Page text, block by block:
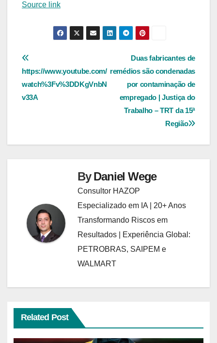
Source link
Navegação
de
Post
Duas fabricantes de
remédios são condenadas
por contaminação de
empregado | Justiça do
Trabalho – TRT da 15ª
Região
https://www.youtube.com/
watch%3Fv%3DDKgVnbN
v33A
ByDaniel Wege
Consultor HAZOP
Especializado em IA | 20+ Anos
Transformando Riscos em
Resultados | Experiência Global:
PETROBRAS, SAIPEM e
WALMART
Related Post